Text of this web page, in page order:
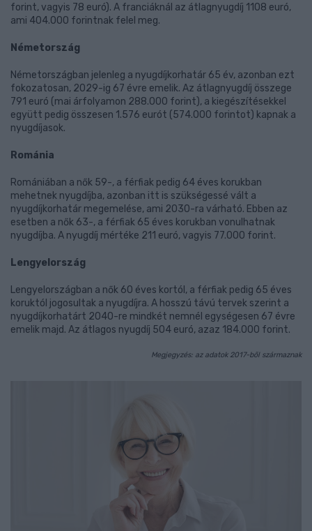
forint, vagyis 78 euró). A franciáknál az átlagnyugdíj 1108 euró,
ami 404.000 forintnak felel meg.
Németország
Németországban jelenleg a nyugdíjkorhatár 65 év, azonban ezt
fokozatosan, 2029-ig 67 évre emelik. Az átlagnyugdíj összege
791 euró (mai árfolyamon 288.000 forint), a kiegészítésekkel
együtt pedig összesen 1.576 eurót (574.000 forintot) kapnak a
nyugdíjasok.
Románia
Romániában a nők 59-, a férfiak pedig 64 éves korukban
mehetnek nyugdíjba, azonban itt is szükségessé vált a
nyugdíjkorhatár megemelése, ami 2030-ra várható. Ebben az
esetben a nők 63-, a férfiak 65 éves korukban vonulhatnak
nyugdíjba. A nyugdíj mértéke 211 euró, vagyis 77.000 forint.
Lengyelország
Lengyelországban a nők 60 éves kortól, a férfiak pedig 65 éves
koruktól jogosultak a nyugdíjra. A hosszú távú tervek szerint a
nyugdíjkorhatárt 2040-re mindkét nemnél egységesen 67 évre
emelik majd. Az átlagos nyugdíj 504 euró, azaz 184.000 forint.
Megjegyzés: az adatok 2017-ből származnak